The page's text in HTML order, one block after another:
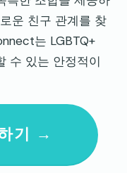
운 친구 관계를 찾
는 LGBTQ+
수 있는 안정적이
기 →